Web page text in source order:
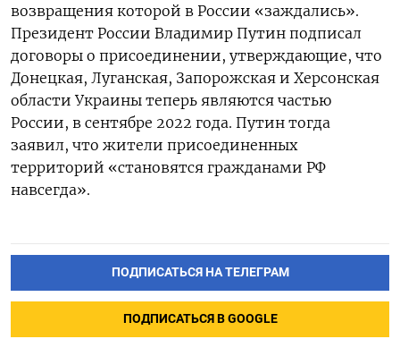
возвращения которой в России «заждались».
Президент России Владимир Путин подписал
договоры о присоединении, утверждающие, что
Донецкая, Луганская, Запорожская и Херсонская
области Украины теперь являются частью
России, в сентябре 2022 года. Путин тогда
заявил, что жители присоединенных
территорий «становятся гражданами РФ
навсегда».
ПОДПИСАТЬСЯ НА ТЕЛЕГРАМ
ПОДПИСАТЬСЯ В GOOGLE